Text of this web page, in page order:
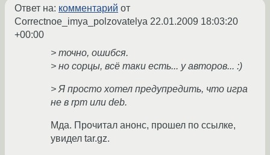
Ответ на: комментарий от
Correctnoe_imya_polzovatelya 22.01.2009 18:03:20
+00:00
> точно, ошибся.
> но сорцы, всё таки есть... у авторов... :)
> Я просто хотел предупредить, что игра
не в rpm или deb.
Мда. Прочитал анонс, прошел по ссылке,
увидел tar.gz.